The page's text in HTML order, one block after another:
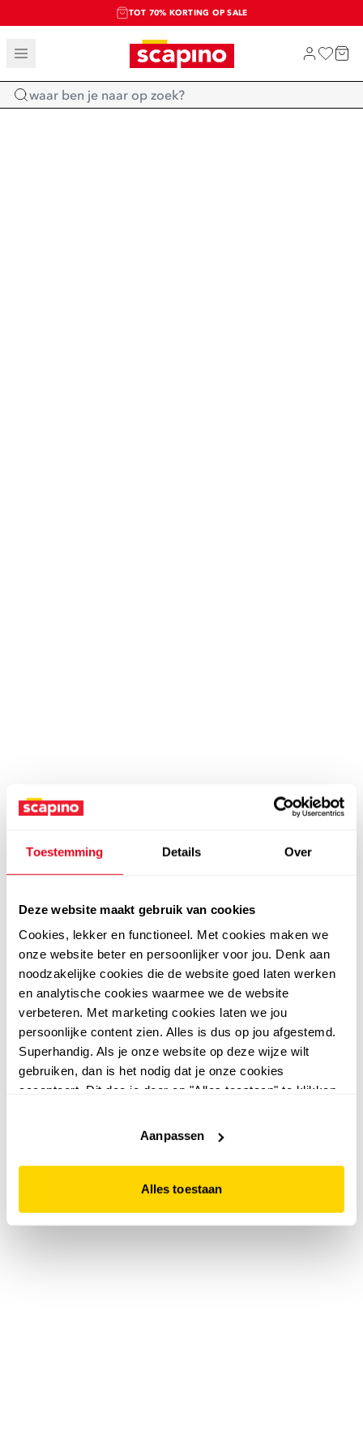
Toestemming Details Over
Deze website maakt gebruik van cookies
Cookies, lekker en functioneel. Met cookies maken we
onze website beter en persoonlijker voor jou. Denk aan
noodzakelijke cookies die de website goed laten werken
en analytische cookies waarmee we de website
verbeteren. Met marketing cookies laten we jou
persoonlijke content zien. Alles is dus op jou afgestemd.
Superhandig. Als je onze website op deze wijze wilt
gebruiken, dan is het nodig dat je onze cookies
accepteert. Dit doe je door op "Alles toestaan" te klikken.
website niet optimaal functioneert.
Aanpassen
Alles toestaan
TOT 70% KORTING OP SALE
SALE: LAATSTE KANS!
SHOP NIEUW
Home